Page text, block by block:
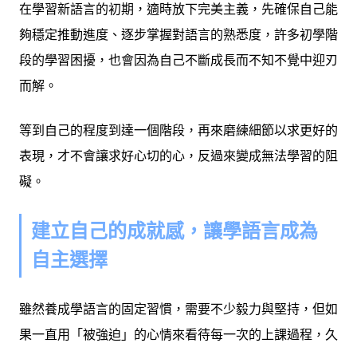
在學習新語言的初期，適時放下完美主義，先確保自己能
夠穩定推動進度、逐步掌握對語言的熟悉度，許多初學階
段的學習困擾，也會因為自己不斷成長而不知不覺中迎刃
而解。
等到自己的程度到達一個階段，再來磨練細節以求更好的
表現，才不會讓求好心切的心，反過來變成無法學習的阻
礙。
建立自己的成就感，讓學語言成為
自主選擇
雖然養成學語言的固定習慣，需要不少毅力與堅持，但如
果一直用「被強迫」的心情來看待每一次的上課過程，久